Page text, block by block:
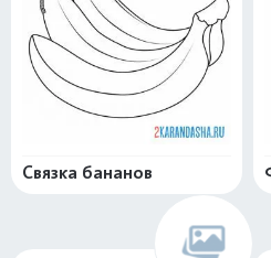
Связка бананов